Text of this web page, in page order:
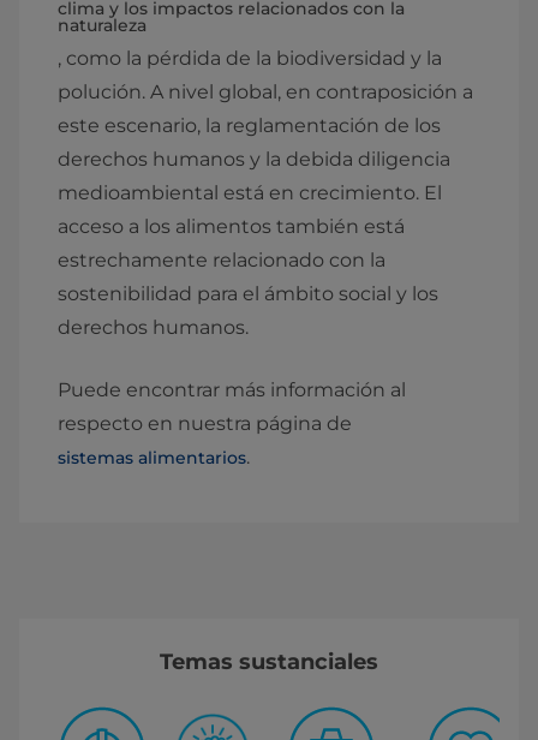
clima y los impactos relacionados con la
naturaleza
, como la pérdida de la biodiversidad y la
polución. A nivel global, en contraposición a
este escenario, la reglamentación de los
derechos humanos y la debida diligencia
medioambiental está en crecimiento. El
acceso a los alimentos también está
estrechamente relacionado con la
sostenibilidad para el ámbito social y los
derechos humanos.
Puede encontrar más información al
respecto en nuestra página de
sistemas alimentarios.
Temas sustanciales